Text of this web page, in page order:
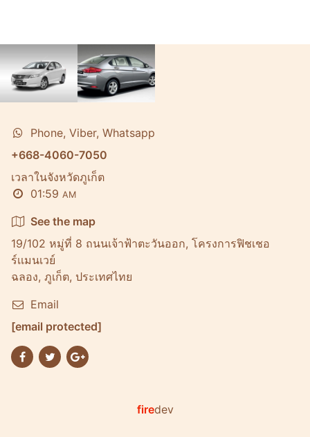
Phone, Viber, Whatsapp
+668-4060-7050
เวลาในจังหวัดภูเก็ต
01:59 AM
See the map
19/102 หมู่ที่ 8 ถนนเจ้าฟ้าตะวันออก, โครงการฟิชเชอ
ร์เเมนเวย์
ฉลอง, ภูเก็ต, ประเทศไทย
Email
[email protected]
firedev